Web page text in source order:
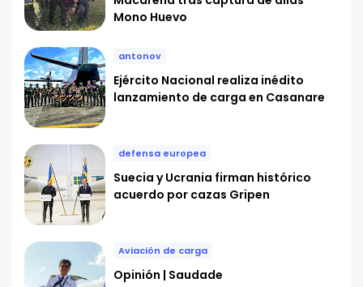
Mono Huevo
antonov
Ejército Nacional realiza inédito
lanzamiento de carga en Casanare
defensa europea
Suecia y Ucrania firman histórico
acuerdo por cazas Gripen
Aviación de carga
Opinión | Saudade